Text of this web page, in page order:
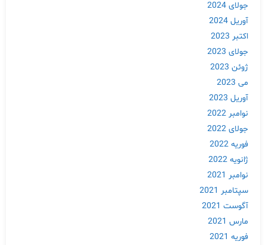
جولای 2024
آوریل 2024
اکتبر 2023
جولای 2023
ژوئن 2023
می 2023
آوریل 2023
نوامبر 2022
جولای 2022
فوریه 2022
ژانویه 2022
نوامبر 2021
سپتامبر 2021
آگوست 2021
مارس 2021
فوریه 2021